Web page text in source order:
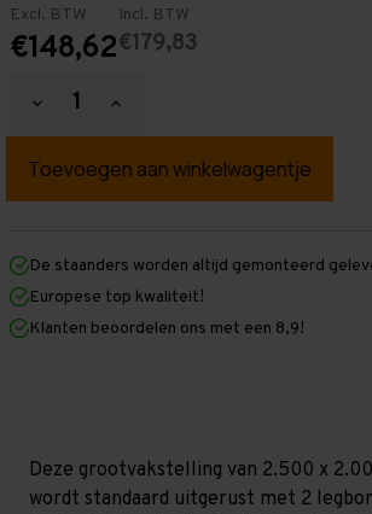
Excl. BTW
€148,62
Incl. BTW
€179,83
Hoeveelheid
verlagen
Grootvakstelling
mm
mm
x
600
mm
mm)
Hoeveelheid
verhogen
Grootvakstelling
mm
mm
600
mm
mm)
De staanders worden altijd gemonteerd
Europese top kwaliteit!
Klanten beoordelen ons met een 8,9!
Deze grootvakstelling van 2.500 x
wordt standaard uitgerust met 2